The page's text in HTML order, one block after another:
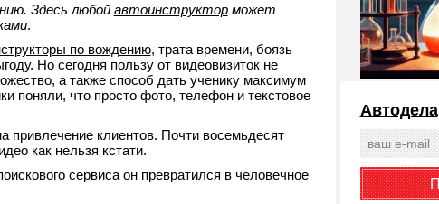
Здесь любой автоинструкторможет
.
по вождению, трата времени, боязь
Но сегодня пользу от видеовизиток не
а также способ дать ученику максимум
поняли, что просто фото, телефон и текстовое
привлечение клиентов. Почти восемьдесят
как нельзя кстати.
сервиса он превратился в человечное
Автодела